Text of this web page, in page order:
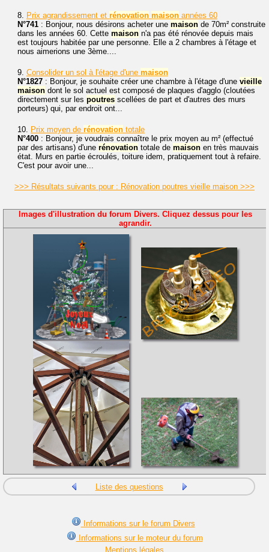
8. Prix agrandissement et rénovation maison années 60
N°741 : Bonjour, nous désirons acheter une maison de 70m² construite
dans les années 60. Cette maison n'a pas été rénovée depuis mais
est toujours habitée par une personne. Elle a 2 chambres à l'étage et
nous aimerions une 3ème....
9. Consolider un sol à l'étage d'une maison
N°1827 : Bonjour, je souhaite créer une chambre à l'étage d'une vieille
maison dont le sol actuel est composé de plaques d'agglo (cloutées
directement sur les poutres scellées de part et d'autres des murs
porteurs) qui, par endroit ont...
10. Prix moyen de rénovation totale
N°400 : Bonjour, je voudrais connaître le prix moyen au m² (effectué
par des artisans) d'une rénovation totale de maison en très mauvais
état. Murs en partie écroulés, toiture idem, pratiquement tout à refaire.
C'est pour avoir une...
>>> Résultats suivants pour : Rénovation poutres vieille maison >>>
Images d'illustration du forum Divers. Cliquez dessus pour les
agrandir.
Liste des questions
Informations sur le forum Divers
Informations sur le moteur du forum
Mentions légales